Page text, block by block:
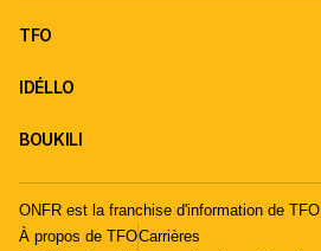
TFO
IDÉLLO
BOUKILI
ONFR est la franchise d'information de TFO.
À propos de TFOCarrières